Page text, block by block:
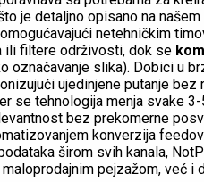
je detaljno opisano na našem
netehničkim
ili filtere održivosti, dok se
označavanje slika). Dobici u
ujedinjene putanje bez
se tehnologija menja svake
bez prekomerne
konverzija
širom svih kanala,
pejzažom, već i